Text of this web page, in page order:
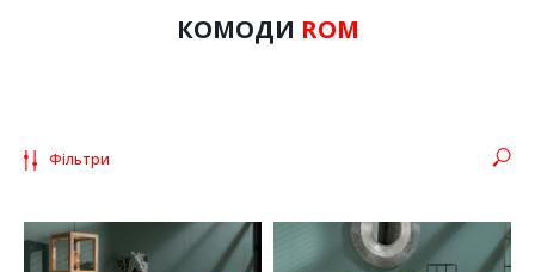
Колекція унікальних комодів для всіх помешкань
будинку. Для спальні, ванної кімнати, вітальні,
Натуральні, гармонійні вироби де кожна деталь на
своєму місці.
КОМОДИ ROM
Фільтри